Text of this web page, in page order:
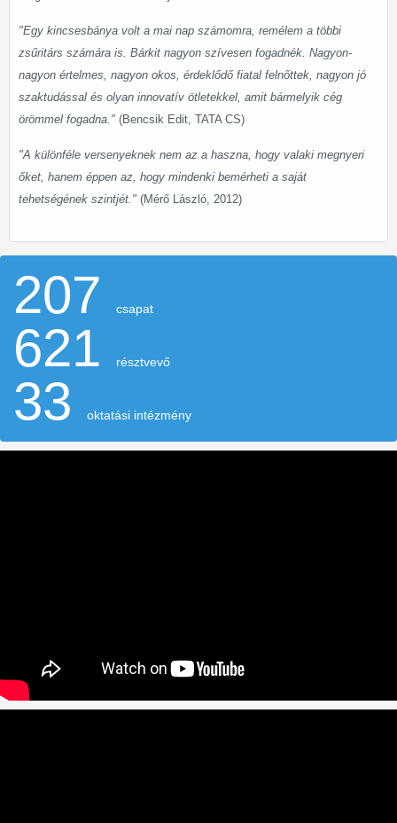
"Egy kincsesbánya volt a mai nap számomra, remélem a többi
zsűritárs számára is. Bárkit nagyon szívesen fogadnék. Nagyon-
nagyon értelmes, nagyon okos, érdeklődő fiatal felnőttek, nagyon jó
szaktudással és olyan innovatív ötletekkel, amit bármelyik cég
örömmel fogadna." (Bencsik Edit, TATA CS)
"A különféle versenyeknek nem az a haszna, hogy valaki megnyeri
őket, hanem éppen az, hogy mindenki bemérheti a saját
tehetségének szintjét." (Mérő László, 2012)
207 csapat
621 résztvevő
33 oktatási intézmény